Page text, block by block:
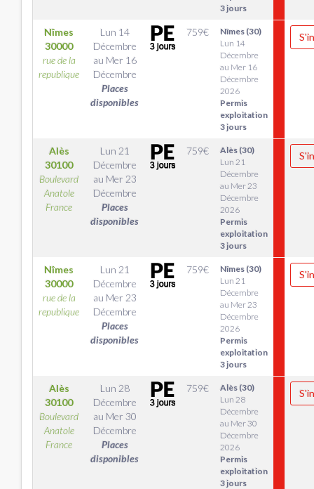
3 jours
Nîmes
30000
rue de la
republique
Lun 14
Décembre
au Mer 16
Décembre
Places
disponibles
759€
Nîmes (30)
Lun 14
Décembre
au Mer 16
Décembre
2026
Permis
exploitation
3 jours
Alès
30100
Boulevard
Anatole
France
Lun 21
Décembre
au Mer 23
Décembre
Places
disponibles
759€
Alès (30)
Lun 21
Décembre
au Mer 23
Décembre
2026
Permis
exploitation
3 jours
Nîmes
30000
rue de la
republique
Lun 21
Décembre
au Mer 23
Décembre
Places
disponibles
759€
Nîmes (30)
Lun 21
Décembre
au Mer 23
Décembre
2026
Permis
exploitation
3 jours
Alès
30100
Boulevard
Anatole
France
Lun 28
Décembre
au Mer 30
Décembre
Places
disponibles
759€
Alès (30)
Lun 28
Décembre
au Mer 30
Décembre
2026
Permis
exploitation
3 jours